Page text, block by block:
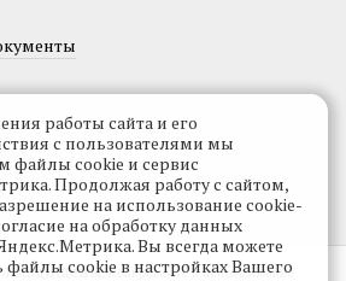
защищены.Копирование и использование
работы сайта и его
с пользователями мы
файлы cookie и сервис
Продолжая работу с сайтом,
на использование cookie-
на обработку данных
Вы всегда можете
cookie в настройках Вашего